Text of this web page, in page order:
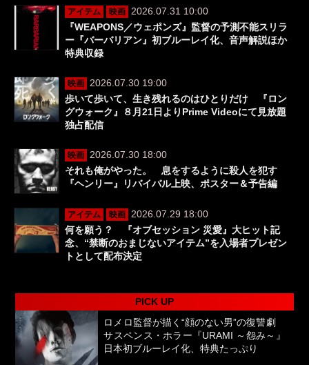
アイテム 映画
2026.07.31 10:00
『WEAPONS／ウェポンズ』監督の予測不能スリラ
ー『バーバリアン』初ブルーレイ化、音声解説ほか
特典収録
映画
2026.07.30 19:00
歩いて歩いて、生き残れるのはひとりだけ 『ロン
グウォーク』８月21日よりPrime Videoにて見放題
独占配信
映画
2026.07.30 18:00
それも俺がやった。 息をするように殺人を犯す
『ヘンリー』リバイバル上映、ポスター＆予告編
アイテム 映画
2026.07.29 18:00
何を願う？ 『オブセッション 災愛』大ヒット記
念、“禁断のおまじないアイテム”を入場者プレゼン
トとして配布決定
PICK UP
ロメロ監督が描く“顔のない男”の復讐劇
サスペンス・ホラー『URAMI ～怨み～』
日本初ブルーレイ化、特典たっぷり